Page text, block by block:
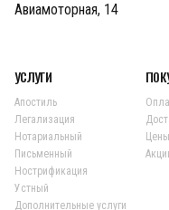
Авиамоторная, 14
УСЛУГИ
Апостиль
Легализация
Нотариальный
Письменный
Нострификация
Устный
Дополнительные услуги
Цены